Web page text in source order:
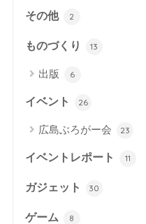
その他 2
ものづくり 13
出版 6
イベント 26
広島ぶろがー会 23
イベントレポート 11
ガジェット 30
ゲーム 8